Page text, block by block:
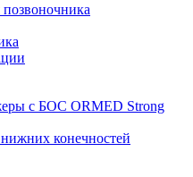
с БОС ORMED Strong
конечностей